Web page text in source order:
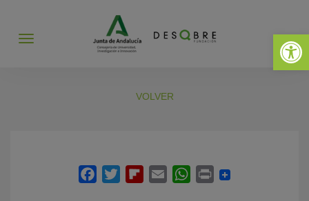
Abrir
Abrir
VOLVER